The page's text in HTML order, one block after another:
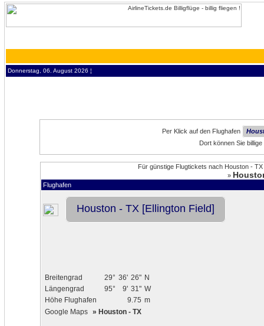
Donnerstag, 06. August 2026 ¦
Per Klick auf den Flughafen
Dort können Sie
Für günstige Flugtickets nach Houston -
»
Flughafen
Houston - TX [Ellington Field]
Breitengrad 29° 36' 26" N
Längengrad
95° 9' 31" W
Höhe Flughafen
9.75 m
Google Maps » Houston - TX